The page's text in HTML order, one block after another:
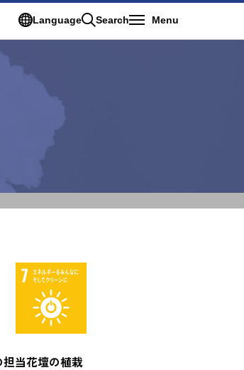
Language Search Menu
当花壇の植栽